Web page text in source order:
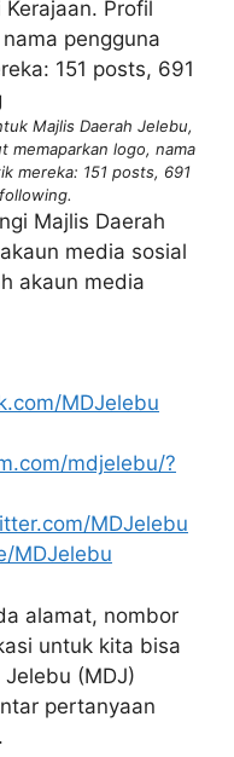
Majlis Daerah Jelebu,
memaparkan logo, nama
mereka: 151 posts, 691
Majlis Daerah
media sosial
akaun media
MDJelebu
mdjelebu/?
MDJelebu
MDJelebu
alamat, nombor
untuk kita bisa
(MDJ)
pertanyaan